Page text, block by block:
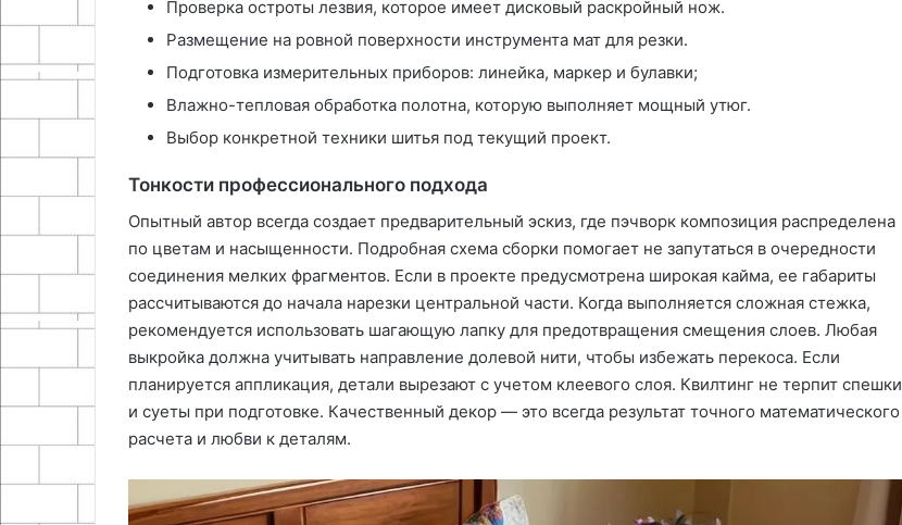
Проверка остроты лезвия, которое имеет дисковый раскройный нож.
Размещение на ровной поверхности инструмента мат для резки.
Подготовка измерительных приборов: линейка, маркер и булавки;
Влажно-тепловая обработка полотна, которую выполняет мощный утюг.
Выбор конкретной техники шитья под текущий проект.
Тонкости профессионального подхода
Опытный автор всегда создает предварительный эскиз, где пэчворк композиция распределена
по цветам и насыщенности. Подробная схема сборки помогает не запутаться в очередности
соединения мелких фрагментов. Если в проекте предусмотрена широкая кайма, ее габариты
рассчитываются до начала нарезки центральной части. Когда выполняется сложная стежка,
рекомендуется использовать шагающую лапку для предотвращения смещения слоев. Любая
выкройка должна учитывать направление долевой нити, чтобы избежать перекоса. Если
планируется аппликация, детали вырезают с учетом клеевого слоя. Квилтинг не терпит спешки
и суеты при подготовке. Качественный декор — это всегда результат точного математического
расчета и любви к деталям.